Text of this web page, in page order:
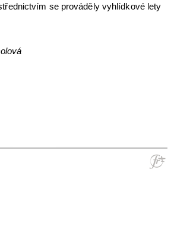
se prováděly vyhlídkové lety